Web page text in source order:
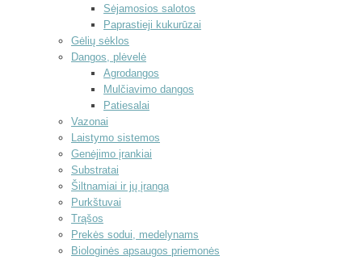
Sėjamosios salotos
Paprastieji kukurūzai
Gėlių sėklos
Dangos, plėvelė
Agrodangos
Mulčiavimo dangos
Patiesalai
Vazonai
Laistymo sistemos
Genėjimo įrankiai
Substratai
Šiltnamiai ir jų įranga
Purkštuvai
Trąšos
Prekės sodui, medelynams
Biologinės apsaugos priemonės